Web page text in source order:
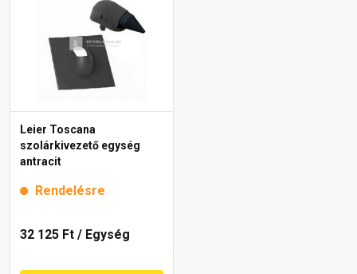
Leier Toscana
szolárkivezető egység
antracit
Rendelésre
32 125 Ft / Egység